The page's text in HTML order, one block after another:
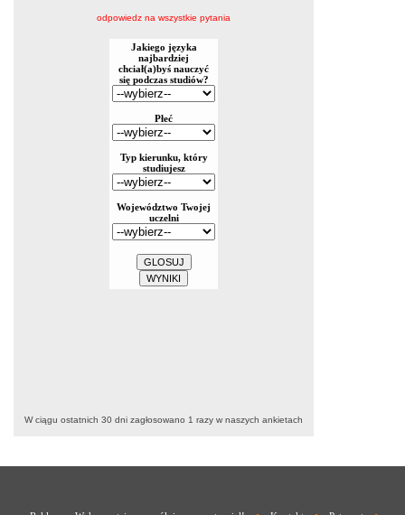
odpowiedz na wszystkie pytania
W ciągu ostatnich 30 dni zagłosowano 1 razy w naszych ankietach